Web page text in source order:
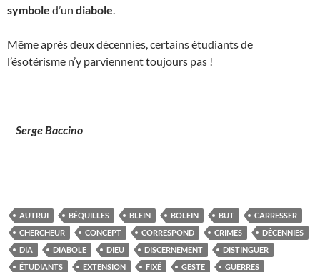
symbole d’un diabole
Même après deux décennies, certains étudiants de
l’ésotérisme n’y parviennent toujours pas !
Serge Baccino
AUTRUI BÉQUILLES BLEIN BOLEIN BUT
CARRESSER
CHERCHEUR
CONCEPT CORRESPOND CRIMES
DÉCENNIES
DIA
DIABOLE DIEU DISCERNEMENT
DISTINGUER
ÉTUDIANTS
EXTENSION FIXÉ GESTE
GUERRES